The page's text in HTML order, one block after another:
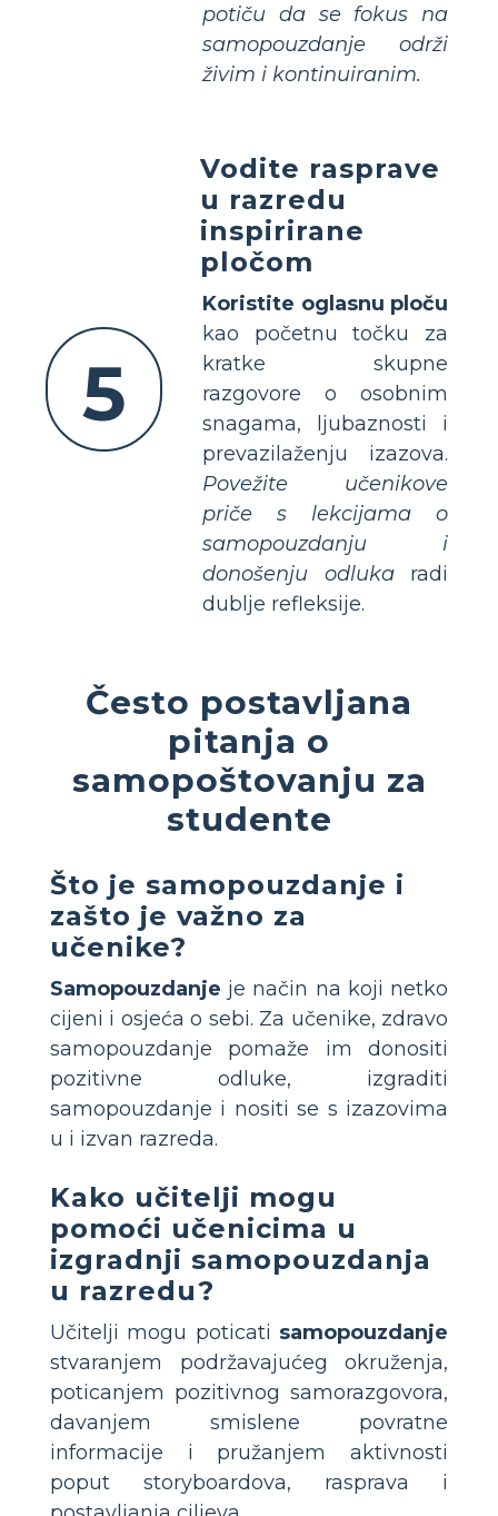
potiču da se fokus na
samopouzdanje održi
živim i kontinuiranim.
5
Vodite rasprave
u razredu
inspirirane
pločom
Koristite oglasnu ploču
kao početnu točku za
kratke skupne
razgovore o osobnim
snagama, ljubaznosti i
prevazilaženju izazova.
Povežite učenikove
priče s lekcijama o
samopouzdanju i
donošenju odlukaradi
dublje refleksije.
Često postavljana
pitanja o
samopoštovanju za
studente
Što je samopouzdanje i
zašto je važno za
učenike?
Samopouzdanje je način na koji netko
cijeni i osjeća o sebi. Za učenike, zdravo
samopouzdanje pomaže im donositi
pozitivne odluke, izgraditi
samopouzdanje i nositi se s izazovima
u i izvan razreda.
Kako učitelji mogu
pomoći učenicima u
izgradnji samopouzdanja
u razredu?
Učitelji mogu poticati samopouzdanje
stvaranjem podržavajućeg okruženja,
poticanjem pozitivnog samorazgovora,
davanjem smislene povratne
informacije i pružanjem aktivnosti
poput storyboardova, rasprava i